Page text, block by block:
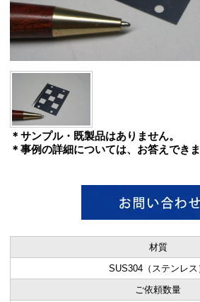
＊サンプル・既製品はありません。
＊事例の詳細については、お答えできま
材質
SUS304（ステンレス
ご依頼数量